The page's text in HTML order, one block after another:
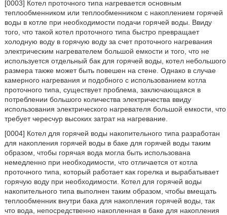
[0003] Котел проточного типа нагревается основным
теплообменником или теплообменником с накоплением горячей
воды в котле при необходимости подачи горячей воды. Ввиду
того, что такой котел проточного типа быстро превращает
холодную воду в горячую воду за счет проточного нагревания
электрическим нагревателем большой емкости и того, что не
используется отдельный бак для горячей воды, котел небольшого
размера также может быть повешен на стене. Однако в случае
камерного нагревания и подобного с использованием котла
проточного типа, существует проблема, заключающаяся в
потреблении большого количества электричества ввиду
использования электрического нагревателя большой емкости, что
требует чересчур высоких затрат на нагревание.
[0004] Котел для горячей воды накопительного типа разработан
для накопления горячей воды в баке для горячей воды таким
образом, чтобы горячая вода могла быть использована
немедленно при необходимости, что отличается от котла
проточного типа, который работает как горелка и вырабатывает
горячую воду при необходимости. Котел для горячей воды
накопительного типа выполнен таким образом, чтобы вмещать
теплообменник внутри бака для накопления горячей воды, так
что вода, непосредственно накопленная в баке для накопления